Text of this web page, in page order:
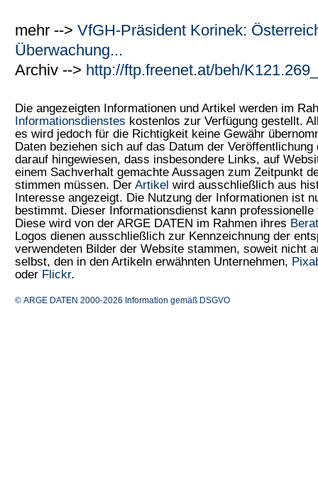
mehr --> VfGH-Präsident Korinek:
Überwachung...
Archiv --> http://ftp.freenet.at/beh/
Die angezeigten Informationen und Artikel werden im
Informationsdienstes kostenlos zur Verfügung gestellt.
es wird jedoch für die Richtigkeit keine Gewähr
Daten beziehen sich auf das Datum der
darauf hingewiesen, dass insbesondere Links, auf
einem Sachverhalt gemachte Aussagen zum Zeitpunkt
stimmen müssen. Der Artikel wird ausschließlich aus
Interesse angezeigt. Die Nutzung der Informationen ist
bestimmt. Dieser Informationsdienst kann
Diese wird von der ARGE DATEN im Rahmen ihres
Logos dienen ausschließlich zur Kennzeichnung der
verwendeten Bilder der Website stammen, soweit nicht
selbst, den in den Artikeln erwähnten Unternehmen,
oder Flickr.
© ARGE DATEN 2000-2026 Information gemäß DSGVO